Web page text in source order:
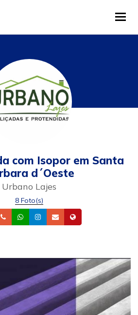
com Isopor em Santa
d´Oeste
Urbano Lajes
8 Foto(s)
TelefoneWhatsappInstagram
Email